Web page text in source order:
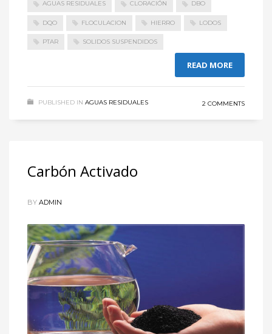
AGUAS RESIDUALES CLORACIÓN DBO
DQO FLOCULACION HIERRO LODOS
PTAR SOLIDOS SUSPENDIDOS
READ MORE
PUBLISHED IN AGUAS RESIDUALES 2 COMMENTS
Carbón Activado
BY ADMIN